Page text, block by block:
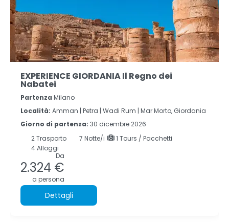
EXPERIENCE GIORDANIA Il Regno dei
Nabatei
Partenza Milano
Località: Amman | Petra | Wadi Rum | Mar Morto, Giordania
Giorno di partenza: 30 dicembre 2026
2Trasporto 7 Notte/i
1 Tours / Pacchetti
4 Alloggi
Da
2.324 €
a persona
Dettagli